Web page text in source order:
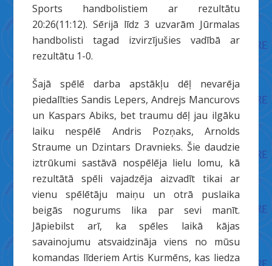
Sports handbolistiem ar rezultātu
20:26(11:12). Sērijā līdz 3 uzvarām Jūrmalas
handbolisti tagad izvirzījušies vadībā ar
rezultātu 1-0.
Šajā spēlē darba apstākļu dēļ nevarēja
piedalīties Sandis Lepers, Andrejs Mancurovs
un Kaspars Abiks, bet traumu dēļ jau ilgāku
laiku nespēlē Andris Pozņaks, Arnolds
Straume un Dzintars Dravnieks. Šie daudzie
iztrūkumi sastāvā nospēlēja lielu lomu, kā
rezultātā spēli vajadzēja aizvadīt tikai ar
vienu spēlētāju maiņu un otrā puslaika
beigās nogurums lika par sevi manīt.
Jāpiebilst arī, ka spēles laikā kājas
savainojumu atsvaidzināja viens no mūsu
komandas līderiem Artis Kurmēns, kas liedza